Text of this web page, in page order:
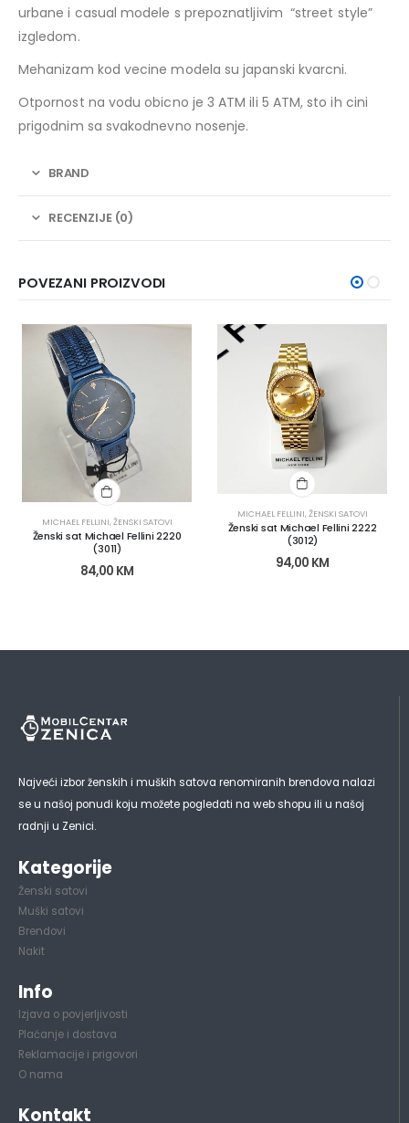
urbane i casual modele s prepoznatljivim “street style”
izgledom.
Mehanizam kod vecine modela su japanski kvarcni.
Otpornost na vodu obicno je 3 ATM ili 5 ATM, sto ih cini
prigodnim sa svakodnevno nosenje.
BRAND
RECENZIJE (0)
POVEZANI PROIZVODI
MICHAEL FELLINI,ŽENSKI SATOVI
Ženski sat Michael Fellini 2220
(3011)
84,00 KM
MICHAEL FELLINI,ŽENSKI SATOVI
Ženski sat Michael Fellini 2222
(3012)
94,00 KM
Najveći izbor ženskih i muških satova renomiranih brendova nalazi
se u našoj ponudi koju možete pogledati na web shopu ili u našoj
radnji u Zenici.
Kategorije
Ženski satovi
Muški satovi
Brendovi
Nakit
Info
Izjava o povjerljivosti
Plaćanje i dostava
Reklamacije i prigovori
O nama
Kontakt